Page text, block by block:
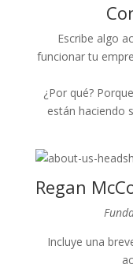
Escribe algo
funcionar tu
¿Por qué?
están haciendo
Regan
Incluye una